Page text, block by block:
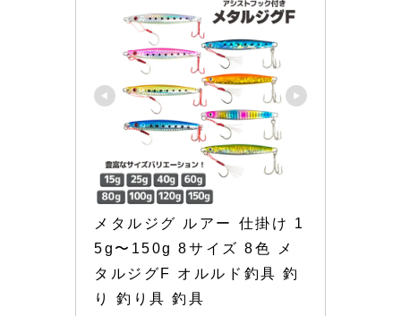
メタルジグ ルアー 仕掛け 1
5g〜150g 8サイズ 8色 メ
タルジグF オルルド釣具 釣
り 釣り具 釣具